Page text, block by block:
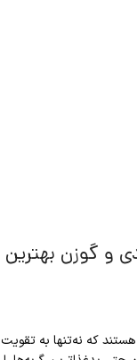
و گوزن بهترین
که نه‌تنها به تقویت